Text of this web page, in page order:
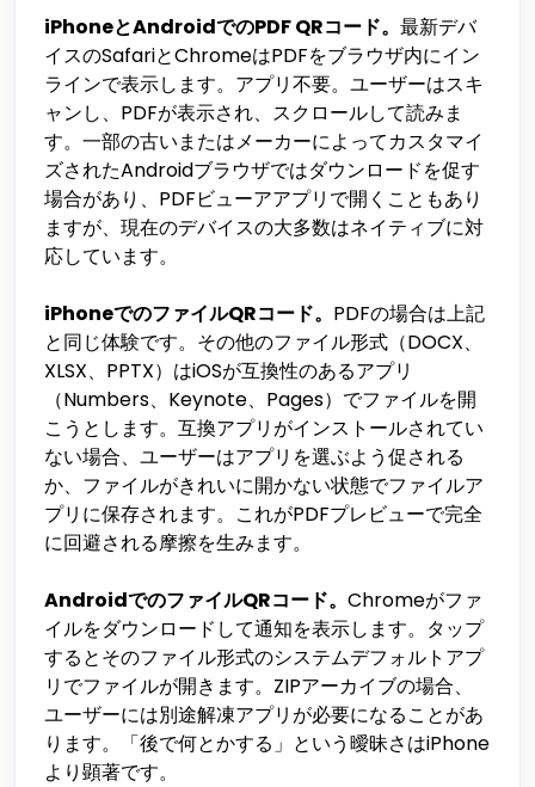
iPhoneとAndroidでのPDF QRコード。 最新デバ
イスのSafariとChromeはPDFをブラウザ内にイン
ラインで表示します。アプリ不要。ユーザーはスキ
ャンし、PDFが表示され、スクロールして読みま
す。一部の古いまたはメーカーによってカスタマイ
ズされたAndroidブラウザではダウンロードを促す
場合があり、PDFビューアアプリで開くこともあり
ますが、現在のデバイスの大多数はネイティブに対
応しています。
iPhoneでのファイルQRコード。 PDFの場合は上記
と同じ体験です。その他のファイル形式（DOCX、
XLSX、PPTX）はiOSが互換性のあるアプリ
（Numbers、Keynote、Pages）でファイルを開
こうとします。互換アプリがインストールされてい
ない場合、ユーザーはアプリを選ぶよう促される
か、ファイルがきれいに開かない状態でファイルア
プリに保存されます。これがPDFプレビューで完全
に回避される摩擦を生みます。
AndroidでのファイルQRコード。 Chromeがファ
イルをダウンロードして通知を表示します。タップ
するとそのファイル形式のシステムデフォルトアプ
リでファイルが開きます。ZIPアーカイブの場合、
ユーザーには別途解凍アプリが必要になることがあ
ります。「後で何とかする」という曖昧さはiPhone
より顕著です。